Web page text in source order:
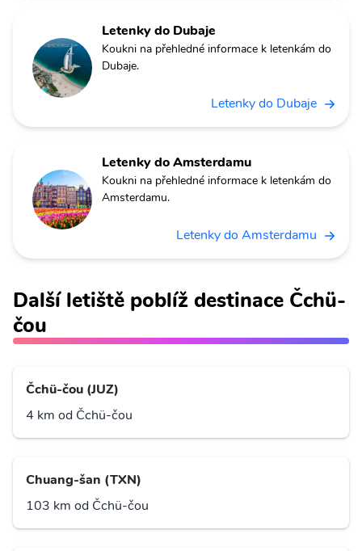
Letenky do Dubaje
Koukni na přehledné informace k letenkám do
Dubaje.
Letenky do Dubaje
Letenky do Amsterdamu
Koukni na přehledné informace k letenkám do
Amsterdamu.
Letenky do Amsterdamu
Další letiště poblíž destinace Čchü-
čou
Čchü-čou (JUZ)
4 km od Čchü-čou
Chuang-šan (TXN)
103 km od Čchü-čou